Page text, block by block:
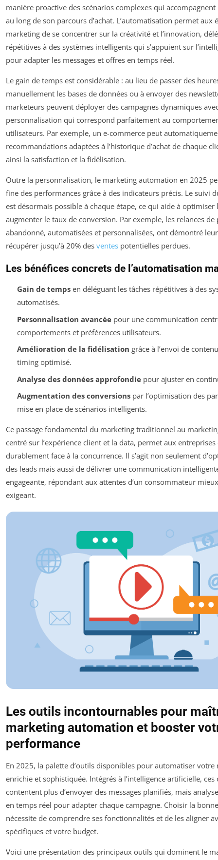
manière proactive des scénarios complexes qui
au long de son parcours d’achat. L’automatisation permet aux
marketing de se concentrer sur la créativité et l’innovation,
répétitives à des systèmes intelligents qui s’appuient sur
pour adapter les messages et offres en temps réel.
Le gain de temps est considérable : au lieu de passer des
manuellement les bases de données ou à envoyer des
marketeurs peuvent déployer des campagnes dynamiques
personnalisation qui correspond parfaitement au
utilisateurs. Par exemple, un e-commerce peut
recommandations adaptées à l’historique d’achat de chaque
ainsi la satisfaction et la fidélisation.
Outre la personnalisation, le marketing automation en 2025
fine des performances grâce à des indicateurs précis. Le suivi
est désormais possible à chaque étape, ce qui aide à optimiser
augmenter le taux de conversion. Par exemple, les relances de
abandonné, automatisées et personnalisées, ont démontré
récupérer jusqu’à 20% des ventes potentielles perdues.
Les bénéfices concrets de l’automatisation
Gain de tempsen déléguant les tâches répétitives à des
automatisés.
Personnalisation avancéepour une communication
comportements et préférences utilisateurs.
Amélioration de la fidélisation grâce à l’envoi de
timing optimisé.
Analyse des données approfondiepour ajuster en
Augmentation des conversionspar l’optimisation des
mise en place de scénarios intelligents.
Ce passage fondamental du marketing traditionnel au
centré sur l’expérience client et la data, permet aux
durablement face à la concurrence. Il s’agit non seulement
des leads mais aussi de délivrer une communication
engageante, répondant aux attentes d’un consommateur
exigeant.
Les outils incontournables pour
marketing automation et booster
performance
En 2025, la palette d’outils disponibles pour automatiser votre
enrichie et sophistiquée. Intégrés à l’intelligence artificielle, ces
contentent plus d’envoyer des messages planifiés, mais
en temps réel pour adapter chaque campagne. Choisir la
nécessite de comprendre ses fonctionnalités et de les aligner
spécifiques et votre budget.
Voici une présentation des principaux outils qui dominent le